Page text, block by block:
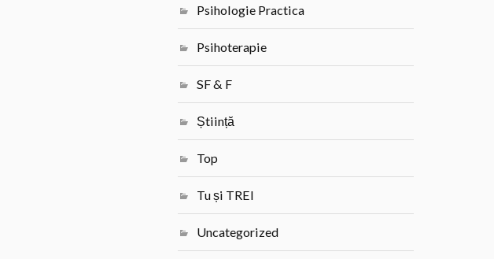
Psihologie Practica
Psihoterapie
SF & F
Știință
Top
Tu și TREI
Uncategorized